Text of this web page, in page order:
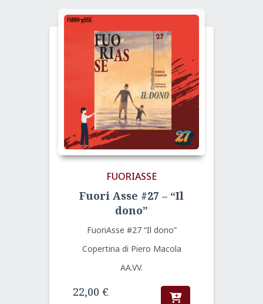
FUORIASSE
Fuori Asse #27 – “Il
dono”
FuoriAsse #27 “Il dono”
Copertina di Piero Macola
AA.VV.
22,00 €